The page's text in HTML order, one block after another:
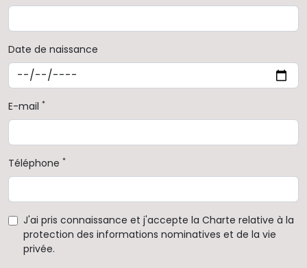
Date de naissance
E-mail *
Téléphone *
J'ai pris connaissance et j'accepte la Charte relative à la
protection des informations nominatives et de la vie
privée.